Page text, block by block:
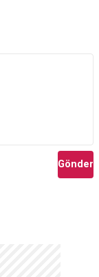
Gönder